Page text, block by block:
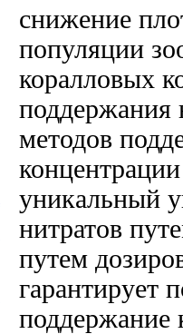
снижение
популяции
коралловых
поддержания
методов
уникальный
нитратов
путем
гарантирует
поддержание